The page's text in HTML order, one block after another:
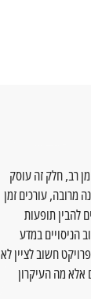
רב, חלק זה עוסק
מרובה, עורכים זמן
להבין תופעות
הניסויים במדע
חשוב לציין לא
אלא מה העיקרון